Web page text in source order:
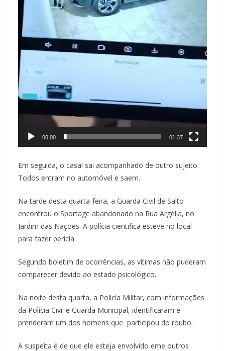
00:00 01:37
Em seguida, o casal sai acompanhado de outro sujeito.
Todos entram no automóvel e saem.
Na tarde desta quarta-feira, a Guarda Civil de Salto
encontrou o Sportage abandonado na Rua Argélia, no
Jardim das Nações. A polícia cientifica esteve no local
para fazer perícia.
Segundo boletim de ocorrências, as vítimas não puderam
comparecer devido ao estado psicológico.
Na noite desta quarta, a Polícia Militar, com informações
da Polícia Civil e Guarda Municipal, identificaram e
prenderam um dos homens que participou do roubo.
A suspeita é de que ele esteja envolvido eme outros